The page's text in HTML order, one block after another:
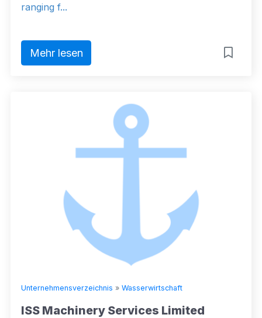
ranging f...
Mehr lesen
Unternehmensverzeichnis » Wasserwirtschaft
ISS Machinery Services Limited